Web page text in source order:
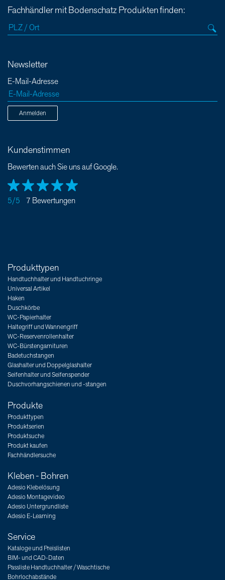
Fachhändler mit Bodenschatz Produkten finden:
Newsletter
E-Mail-Adresse
Anmelden
Kundenstimmen
Bewerten auch Sie uns auf Google.
5/5 7 Bewertungen
Produkttypen
Handtuchhalter und Handtuchringe
Universal Artikel
Haken
Duschkörbe
WC-Papierhalter
Haltegriff und Wannengriff
WC-Reservenrollenhalter
WC-Bürstengarnituren
Badetuchstangen
Glashalter und Doppelglashalter
Seifenhalter und Seifenspender
Duschvorhangschienen und -stangen
Produkte
Produkttypen
Produktserien
Produktsuche
Produkt kaufen
Fachhändlersuche
Kleben - Bohren
Adesio Klebelösung
Adesio Montagevideo
Adesio Untergrundliste
Adesio E-Learning
Service
Kataloge und Preislisten
BIM- und CAD-Daten
Passliste Handtuchhalter / Waschtische
Bohrlochabstände